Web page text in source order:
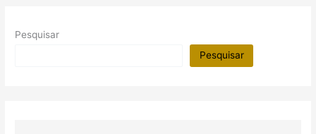
Pesquisar
Pesquisar